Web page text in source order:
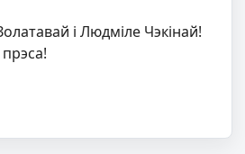
і Людміле Чэкінай!